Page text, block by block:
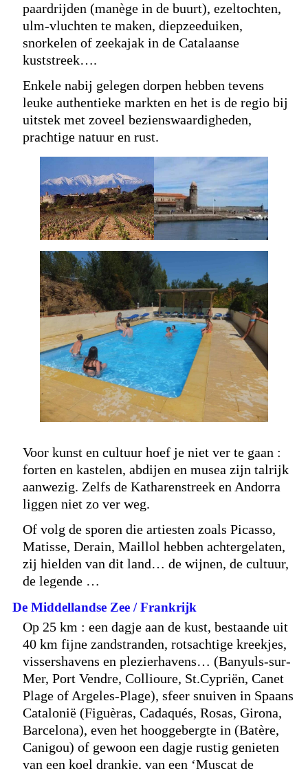
paardrijden (manège in de buurt), ezeltochten,
ulm-vluchten te maken, diepzeeduiken,
snorkelen of zeekajak in de Catalaanse
kuststreek….
Enkele nabij gelegen dorpen hebben tevens
leuke authentieke markten en het is de regio bij
uitstek met zoveel bezienswaardigheden,
prachtige natuur en rust.
Voor kunst en cultuur hoef je niet ver te gaan :
forten en kastelen, abdijen en musea zijn talrijk
aanwezig. Zelfs de Katharenstreek en Andorra
liggen niet zo ver weg.
Of volg de sporen die artiesten zoals Picasso,
Matisse, Derain, Maillol hebben achtergelaten,
zij hielden van dit land… de wijnen, de cultuur,
de legende …
De Middellandse Zee / Frankrijk
Op 25 km : een dagje aan de kust, bestaande uit
40 km fijne zandstranden, rotsachtige kreekjes,
vissershavens en plezierhavens… (Banyuls-sur-
Mer, Port Vendre, Collioure, St.Cypriën, Canet
Plage of Argeles-Plage), sfeer snuiven in Spaans
Catalonië (Figuèras, Cadaqués, Rosas, Girona,
Barcelona), even het hooggebergte in (Batère,
Canigou) of gewoon een dagje rustig genieten
van een koel drankje, van een ‘Muscat de